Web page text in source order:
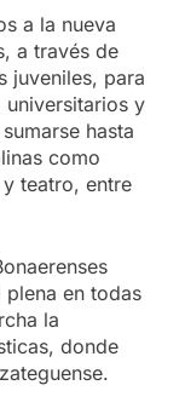
a la nueva
a través de
juveniles, para
universitarios y
hasta
como
teatro, entre
en todas
la
donde